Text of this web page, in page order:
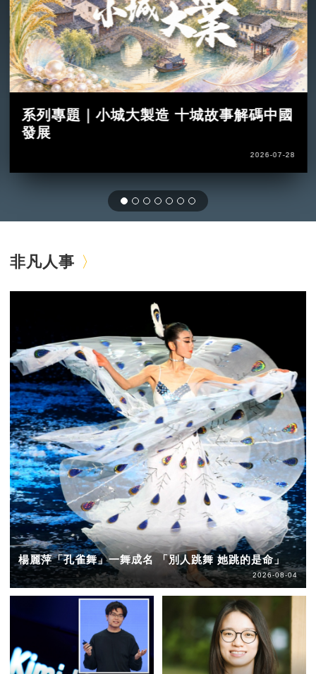
系列專題｜小城大製造 十城故事解碼中國
發展
2026-07-28
非凡人事
楊麗萍「孔雀舞」一舞成名 「別人跳舞 她跳的是命」
2026-08-04